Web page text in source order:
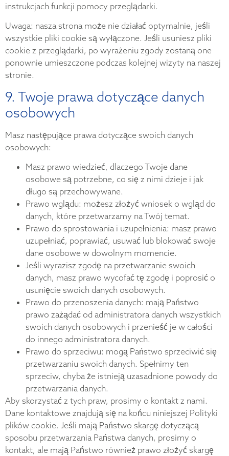
instrukcjach funkcji pomocy przeglądarki.
Uwaga: nasza strona może nie działać optymalnie, jeśli
wszystkie pliki cookie są wyłączone. Jeśli usuniesz pliki
cookie z przeglądarki, po wyrażeniu zgody zostaną one
ponownie umieszczone podczas kolejnej wizyty na naszej
stronie.
9. Twoje prawa dotyczące danych
osobowych
Masz następujące prawa dotyczące swoich danych
osobowych:
Masz prawo wiedzieć, dlaczego Twoje dane
osobowe są potrzebne, co się z nimi dzieje i jak
długo są przechowywane.
Prawo wglądu: możesz złożyć wniosek o wgląd do
danych, które przetwarzamy na Twój temat.
Prawo do sprostowania i uzupełnienia: masz prawo
uzupełniać, poprawiać, usuwać lub blokować swoje
dane osobowe w dowolnym momencie.
Jeśli wyrazisz zgodę na przetwarzanie swoich
danych, masz prawo wycofać tę zgodę i poprosić o
usunięcie swoich danych osobowych.
Prawo do przenoszenia danych: mają Państwo
prawo zażądać od administratora danych wszystkich
swoich danych osobowych i przenieść je w całości
do innego administratora danych.
Prawo do sprzeciwu: mogą Państwo sprzeciwić się
przetwarzaniu swoich danych. Spełnimy ten
sprzeciw, chyba że istnieją uzasadnione powody do
przetwarzania danych.
Aby skorzystać z tych praw, prosimy o kontakt z nami.
Dane kontaktowe znajdują się na końcu niniejszej Polityki
plików cookie. Jeśli mają Państwo skargę dotyczącą
sposobu przetwarzania Państwa danych, prosimy o
kontakt, ale mają Państwo również prawo złożyć skargę